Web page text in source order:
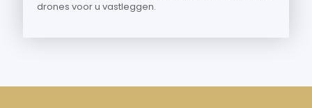
drones voor u vastleggen.